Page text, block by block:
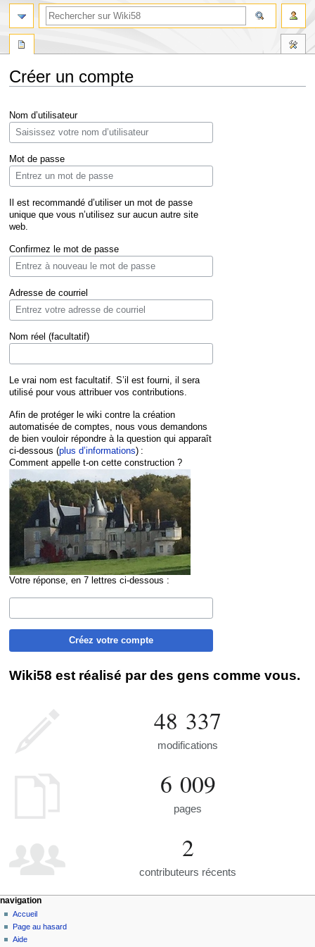
Créer un compte
à
navigation
à
recherche
Nom d’utilisateur
Mot de passe
Il est recommandé d’utiliser un mot de passe
unique que vous n’utilisez sur aucun autre site
web.
Confirmez le mot de passe
Adresse de courriel
Nom réel (facultatif)
Le vrai nom est facultatif. S’il est fourni, il sera
utilisé pour vous attribuer vos contributions.
Afin de protéger le wiki contre la création
automatisée de comptes, nous vous demandons
de bien vouloir répondre à la question qui apparaît
ci-dessous (plus d’informations) :
Comment appelle t-on cette construction ?
Votre réponse, en 7 lettres ci-dessous :
Créez votre compte
Wiki58 est réalisé par des gens comme vous.
48 337
modifications
6 009
pages
2
contributeurs récents
navigation
Accueil
Page au hasard
Aide